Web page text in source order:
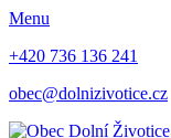
Menu
+420 736 136 241
obec@dolnizivotice.cz